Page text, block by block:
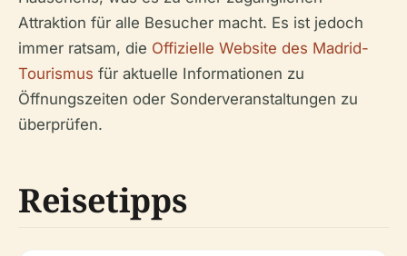
Attraktion für alle Besucher macht. Es ist jedoch
immer ratsam, die Offizielle Website des Madrid-
Tourismus für aktuelle Informationen zu
Öffnungszeiten oder Sonderveranstaltungen zu
überprüfen.
Reisetipps